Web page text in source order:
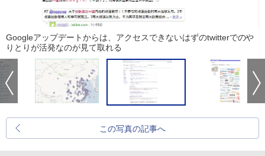
Googleアップデートからは、アクセスできないはずのtwitterでのや
りとりが活発なのが見て取れる
この写真の記事へ